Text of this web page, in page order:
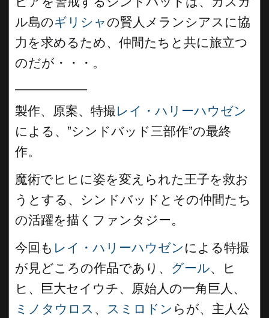
ル島のギリシャの賢人メランシアスに協
力を求めるため、仲間たちと共に旅立つ
のだが・・・。
製作、原案、特撮レイ・ハリーハウゼン
による、”シンドバッド三部作”の最終
作。
魔術でヒヒに姿を変えられた王子を救お
うとする、シンドバッドとその仲間たち
の活躍を描くファンタジー。
今回も レイ・ハリーハウゼン による特撮
が見どころの作品であり、 グール、ヒ
ヒ、巨大セイウチ、原始人の一角巨人、
ミノタウロス 、 スミロドン らが、主人公